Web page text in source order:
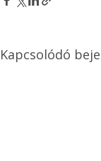
Kapcsolódó